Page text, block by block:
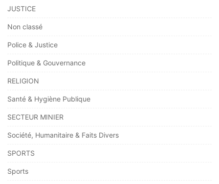
JUSTICE
Non classé
Police & Justice
Politique & Gouvernance
RELIGION
Santé & Hygiène Publique
SECTEUR MINIER
Société, Humanitaire & Faits Divers
SPORTS
Sports